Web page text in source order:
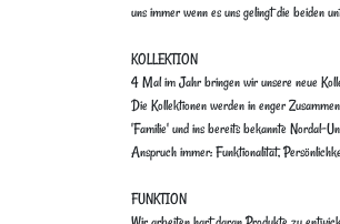
uns immer wenn es uns gelingt die beiden
KOLLEKTION
4 Mal im Jahr bringen wir unsere neue
Die Kollektionen werden in enger
'Familie' und ins bereits bekannte Nordal-
Anspruch immer: Funktionalität,
FUNKTION